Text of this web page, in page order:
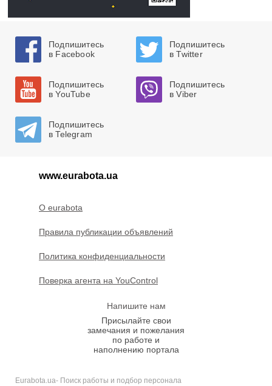
Подпишитесь
в Facebook
Подпишитесь
в Twitter
Подпишитесь
в YouTube
Подпишитесь
в Viber
Подпишитесь
в Telegram
www.eurabota.ua
O eurabota
Правила публикации объявлений
Политика конфиденциальности
Поверка агента на YouControl
Напишите нам
Присылайте свои
замечания и пожелания
по работе и
наполнению портала
Eurabota.ua- Поиск работы и подбор персонала